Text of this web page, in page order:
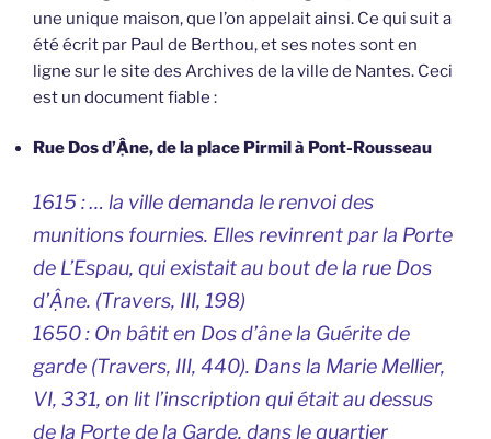
une unique maison, que l’on appelait ainsi. Ce qui suit a
été écrit par Paul de Berthou, et ses notes sont en
ligne sur le site des Archives de la ville de Nantes. Ceci
est un document fiable :
Rue Dos d’Ậne, de la place Pirmil à Pont-Rousseau
1615 : … la ville demanda le renvoi des
munitions fournies. Elles revinrent par la Porte
de L’Espau, qui existait au bout de la rue Dos
d’Ậne. (Travers, III, 198)
1650 : On bâtit en Dos d’âne la Guérite de
garde (Travers, III, 440). Dans la Marie Mellier,
VI, 331, on lit l’inscription qui était au dessus
de la Porte de la Garde, dans le quartier